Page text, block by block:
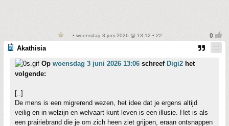
• woensdag 3 juni 2026 @ 13:12 • 22
Akathisia
Op woensdag 3 juni 2026 13:06 schreef Digi2 het
volgende:
[..]
De mens is een migrerend wezen, het idee dat je ergens altijd
veilig en in welzijn en welvaart kunt leven is een illusie. Het is als
een prairiebrand die je om zich heen ziet grijpen, eraan ontsnappen